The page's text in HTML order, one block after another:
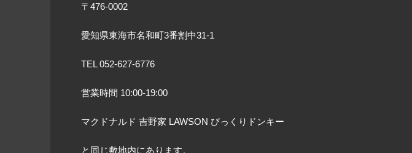
〒 476-0002
愛知県東海市名和町3番割中31-1
TEL 052-627-6776
営業時間 10:00-19:00
マクドナルド 吉野家 LAWSON びっくりドンキー
と同じ敷地内にあります。